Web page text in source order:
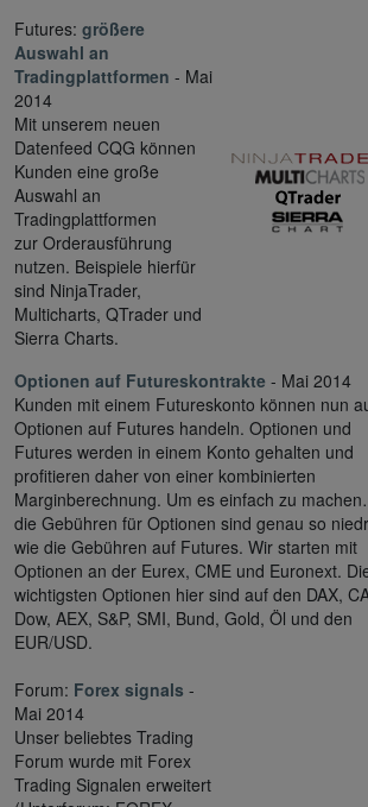
Futures: größere
Auswahl an
Tradingplattformen - Mai
2014
Mit unserem neuen
Datenfeed CQG können
Kunden eine große
Auswahl an
Tradingplattformen
zur Orderausführung
nutzen. Beispiele hierfür
sind NinjaTrader,
Multicharts, QTrader und
Sierra Charts.
Optionen auf Futureskontrakte - Mai 2014
Kunden mit einem Futureskonto können nun
Optionen auf Futures handeln. Optionen und
Futures werden in einem Konto gehalten und
profitieren daher von einer kombinierten
Marginberechnung. Um es einfach zu
die Gebühren für Optionen sind genau so
wie die Gebühren auf Futures. Wir starten mit
Optionen an der Eurex, CME und Euronext.
wichtigsten Optionen hier sind auf den DAX,
Dow, AEX, S&P, SMI, Bund, Gold, Öl und den
EUR/USD.
Forum: Forex signals -
Mai 2014
Unser beliebtes Trading
Forum wurde mit Forex
Trading Signalen erweitert